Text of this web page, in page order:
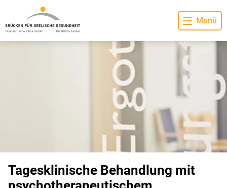
Menü
Tagesklinische Behandlung mit